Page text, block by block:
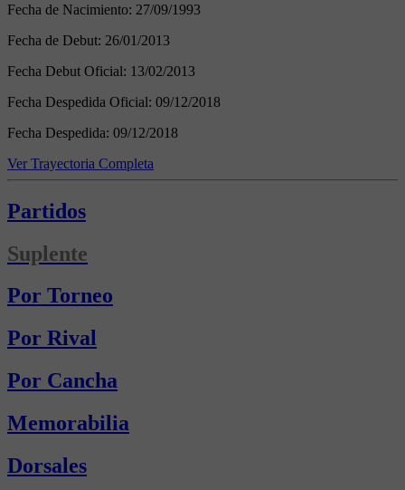
Fecha de Nacimiento: 27/09/1993
Fecha de Debut: 26/01/2013
Fecha Debut Oficial: 13/02/2013
Fecha Despedida Oficial: 09/12/2018
Fecha Despedida: 09/12/2018
Ver Trayectoria Completa
Partidos
Suplente
Por Torneo
Por Rival
Por Cancha
Memorabilia
Dorsales